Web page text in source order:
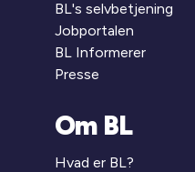
BL's selvbetjening
Jobportalen
BL Informerer
Presse
Om BL
Hvad er BL?